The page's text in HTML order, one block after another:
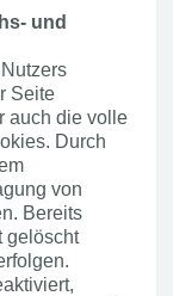
und
Seite
auch die volle
Durch
von
Bereits
gelöscht